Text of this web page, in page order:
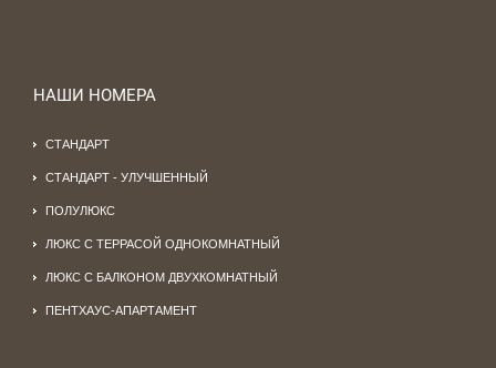
НАШИ НОМЕРА
СТАНДАРТ
СТАНДАРТ - УЛУЧШЕННЫЙ
ПОЛУЛЮКС
ЛЮКС С ТЕРРАСОЙ ОДНОКОМНАТНЫЙ
ЛЮКС С БАЛКОНОМ ДВУХКОМНАТНЫЙ
ПЕНТХАУС-АПАРТАМЕНТ